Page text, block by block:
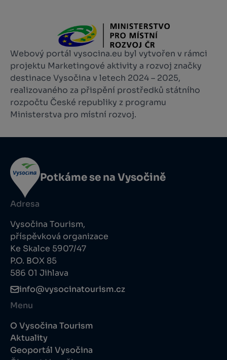
Webový portál vysocina.eu byl vytvořen v rámci
projektu Marketingové aktivity a rozvoj značky
destinace Vysočina v letech 2024 – 2025,
realizovaného za přispění prostředků státního
rozpočtu České republiky z programu
Ministerstva pro místní rozvoj.
Potkáme se na Vysočině
Adresa
Vysočina Tourism,
příspěvková organizace
Ke Skalce 5907/47
P.O. BOX 85
586 01 Jihlava
info@vysocinatourism.cz
Menu
O Vysočina Tourism
Aktuality
Geoportál Vysočina